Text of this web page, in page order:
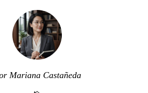
Mariana Castañeda